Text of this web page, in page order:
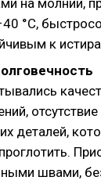
на молнии,
°C,
к
деталей,
швами,